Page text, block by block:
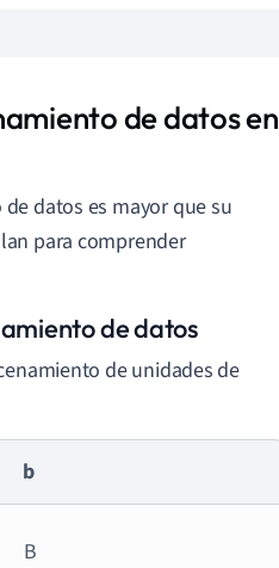
de datos en
datos es mayor que su
para comprender
de datos
de unidades de
b
B